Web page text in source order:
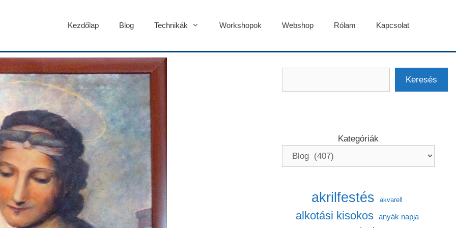
Kezdőlap Blog Technikák Workshopok Webshop Rólam Kapcsolat
Keresés
Kategóriák
akrilfestés akvarell
alkotási kisokos anyák napja